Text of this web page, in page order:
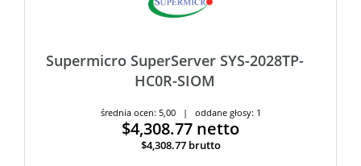
Supermicro SuperServer SYS-2028TP-
HC0R-SIOM
średnia ocen: 5,00 | oddane głosy: 1
$4,308.77 netto
$4,308.77 brutto